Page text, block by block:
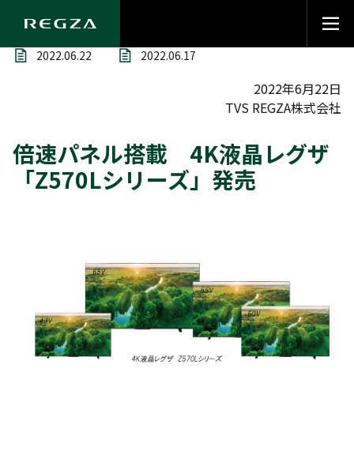
2022.06.22 2022.06.17
2022年6月22日
TVS REGZA株式会社
倍速パネル搭載 4K液晶レグザ
「Z570Lシリーズ」発売